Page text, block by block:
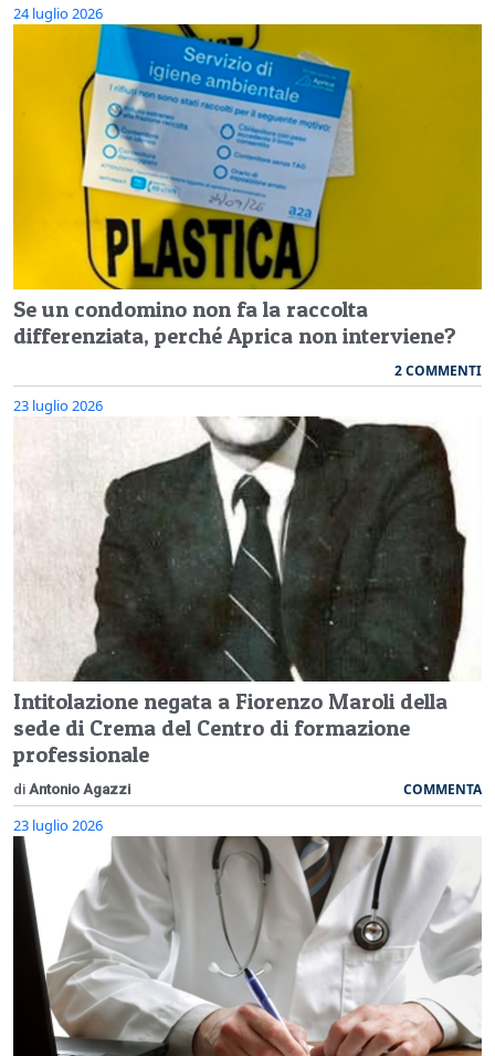
24 luglio 2026
Se un condomino non fa la raccolta
differenziata, perché Aprica non interviene?
2 COMMENTI
23 luglio 2026
Intitolazione negata a Fiorenzo Maroli della
sede di Crema del Centro di formazione
professionale
di Antonio Agazzi COMMENTA
23 luglio 2026